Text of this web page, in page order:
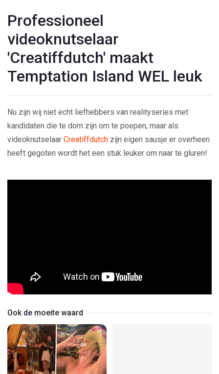
Professioneel
videoknutselaar
'Creatiffdutch' maakt
Temptation Island WEL leuk
Nu zijn wij niet echt liefhebbers van realityseries met
kandidaten die te dom zijn om te poepen, maar als
videoknutselaar Creatiffdutch zijn eigen sausje er overheen
heeft gegoten wordt het een stuk leuker om naar te gluren!
Ook de moeite waard